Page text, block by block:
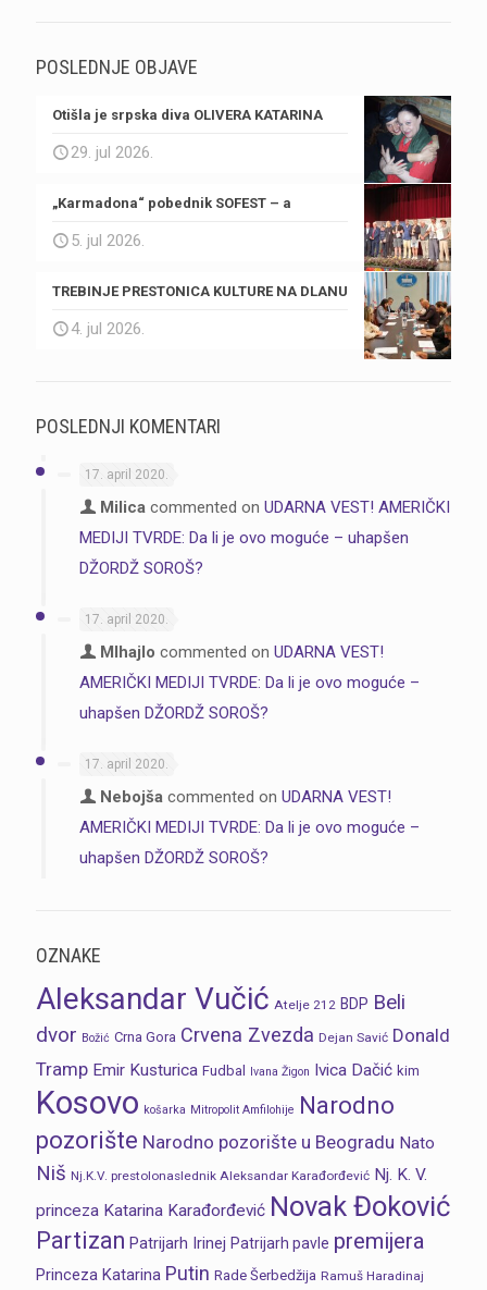
POSLEDNJE OBJAVE
Otišla je srpska diva OLIVERA KATARINA
29. jul 2026.
„Karmadona“ pobednik SOFEST – a
5. jul 2026.
TREBINJE PRESTONICA KULTURE NA DLANU
4. jul 2026.
POSLEDNJI KOMENTARI
17. april 2020.
Milica commented on UDARNA VEST! AMERIČKI
MEDIJI TVRDE: Da li je ovo moguće – uhapšen
DŽORDŽ SOROŠ?
17. april 2020.
MIhajlo commented on UDARNA VEST!
AMERIČKI MEDIJI TVRDE: Da li je ovo moguće –
uhapšen DŽORDŽ SOROŠ?
17. april 2020.
Nebojša commented on UDARNA VEST!
AMERIČKI MEDIJI TVRDE: Da li je ovo moguće –
uhapšen DŽORDŽ SOROŠ?
OZNAKE
Aleksandar Vučić Atelje 212 BDP Beli
dvor Božić Crna Gora Crvena Zvezda Dejan Savić Donald
Tramp Emir Kusturica Fudbal Ivana Žigon Ivica Dačić kim
Kosovo košarka Mitropolit Amfilohije Narodno
pozorište Narodno pozorište u Beogradu Nato
Niš Nj.K.V. prestolonaslednik Aleksandar Karađorđević Nj. K. V.
princeza Katarina Karađorđević Novak Đoković
Partizan Patrijarh Irinej Patrijarh pavle premijera
Princeza Katarina Putin Rade Šerbedžija Ramuš Haradinaj